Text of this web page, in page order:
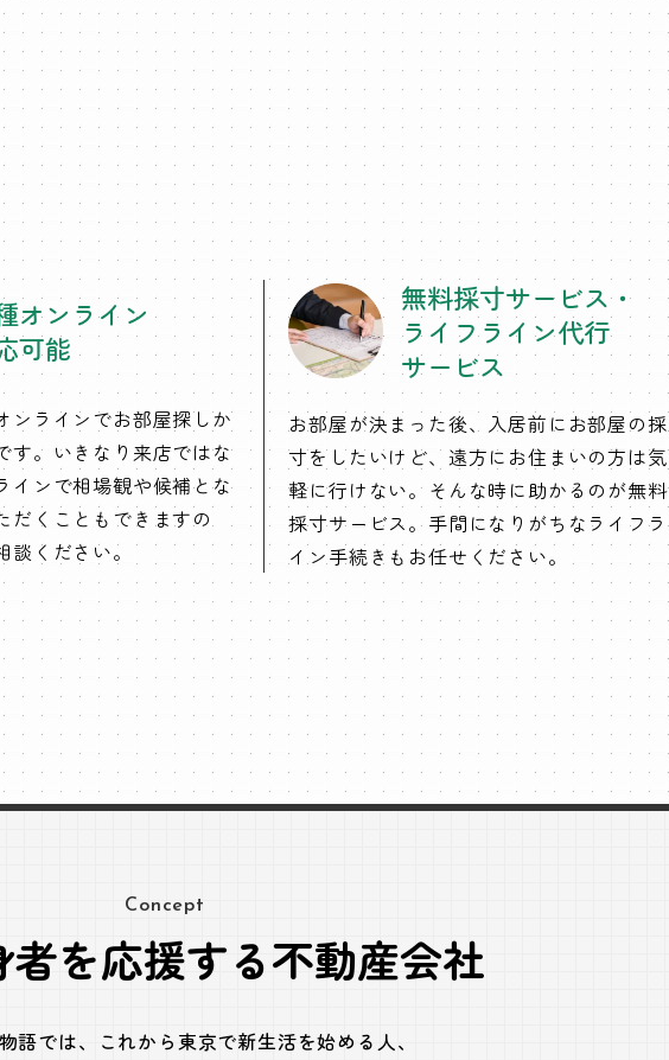
オンライン
可能
ンラインでお部屋探しか
す。いきなり来店ではな
インで相場観や候補とな
だくこともできますの
ください。
無料採寸サービス・
ライフライン代行
サービス
お部屋が決まった後、入居前にお部屋の採
寸をしたいけど、遠方にお住まいの方は気
軽に行けない。そんな時に助かるのが無料
採寸サービス。手間になりがちなライフラ
イン手続きもお任せください。
Concept
を応援する不動産会社
語では、
これから東京で新生活を始める人、